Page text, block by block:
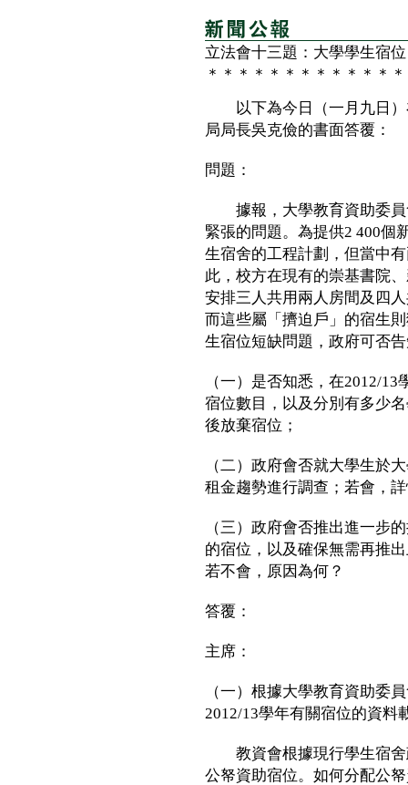
立法會十三題：大學學生宿位
＊＊＊＊＊＊＊＊＊＊＊＊＊
以下為今日（一月九日）
局局長吳克儉的書面答覆：
問題：
據報，大學教育資助委員
緊張的問題。為提供2 400個
生宿舍的工程計劃，但當中
此，校方在現有的崇基書院
安排三人共用兩人房間及四
而這些屬「擠迫戶」的宿生
生宿位短缺問題，政府可否
（一）是否知悉，在2012/
宿位數目，以及分別有多少
後放棄宿位；
（二）政府會否就大學生於
租金趨勢進行調查；若會，
（三）政府會否推出進一步
的宿位，以及確保無需再推
若不會，原因為何？
答覆：
主席：
（一）根據大學教育資助委
2012/13學年有關宿位的資料
教資會根據現行學生宿舍
公帑資助宿位。如何分配公